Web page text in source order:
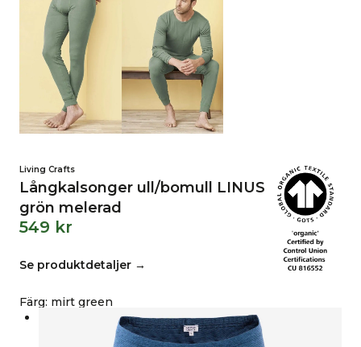
Living Crafts
Långkalsonger ull/bomull LINUS
grön melerad
549 kr
Se produktdetaljer →
Färg: mirt green